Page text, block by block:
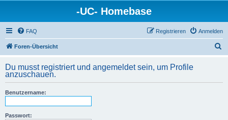
-UC- Homebase
FAQ Anmelden
Registrieren
Foren-Übersicht
h
Du musst registriert und angemeldet sein, um Profile
anzuschauen.
Benutzername:
Passwort: